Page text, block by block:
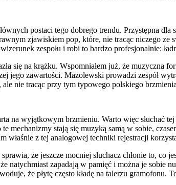
postaci tego dobrego trendu. Przystępna dla
zjawiskiem pop, które, nie tracąc niczego
zespołu i robi to bardzo profesjonalnie:
się na krążku. Wspomniałem już, że muzyczna
jego zawartości. Mazolewski prowadzi zespół
nie tracąc przy tym typowego polskiego
na wyjątkowym brzmieniu. Warto więc słuchać
mechanizmy stają się muzyką samą w sobie,
z tej analogowej techniki rejestracji
że jeszcze mocniej słuchacz chłonie to,
natychmiast zapadają w pamięć i można je sobie
że płytę często kładę na talerzu